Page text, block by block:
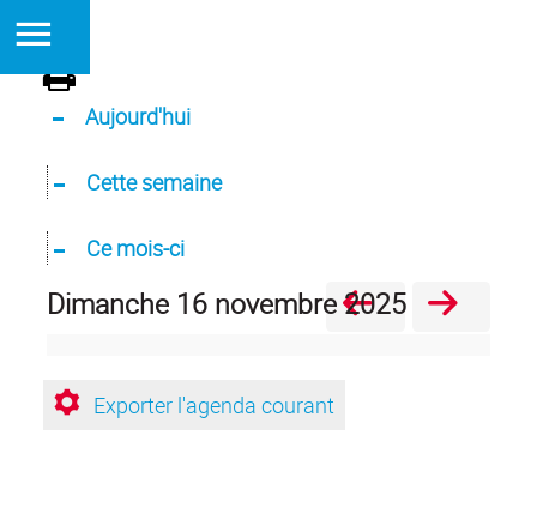
Aujourd'hui
Cette semaine
Ce mois-ci
dimanche 16 novembre 2025
Exporter l'agenda courant